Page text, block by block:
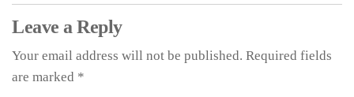
Leave a Reply
Your email address will not be published. Required fields
are marked *